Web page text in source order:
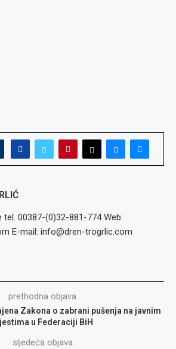
tel. 00387-(0)32-881-774 Web:
E-mail: info@dren-trogrlic.com
prethodna objava
Zakona o zabrani pušenja na javnim
u Federaciji BiH
sljedeća objava